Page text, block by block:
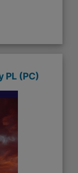
PL (PC)